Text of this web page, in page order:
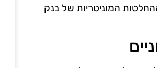
המוניטריות של בנק